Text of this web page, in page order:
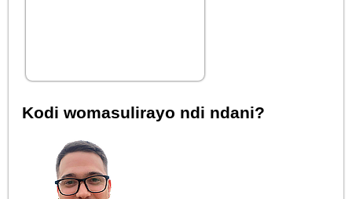
Kodi womasulirayo ndi ndani?